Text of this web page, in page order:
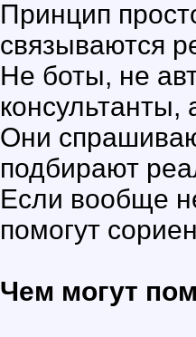
Принцип
связываются
Не боты, не
Они
подбирают
Если вообще
помогут
Чем могут